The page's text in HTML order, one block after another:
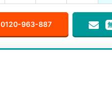
0120-963-887